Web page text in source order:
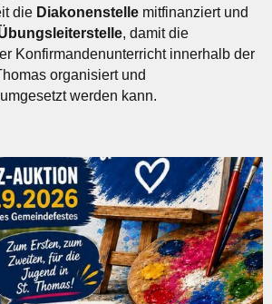
die Diakonenstelle mitfinanziert und
, damit die
Konfirmandenunterricht innerhalb der
organisiert und
werden kann.